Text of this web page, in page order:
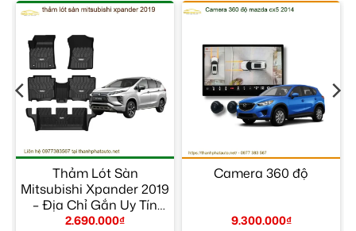
Thảm Lót Sàn
Mitsubishi Xpander 2019
– Địa Chỉ Gắn Uy Tín
TPHCM
2.690.000₫
Camera 360 độ
9.300.000₫